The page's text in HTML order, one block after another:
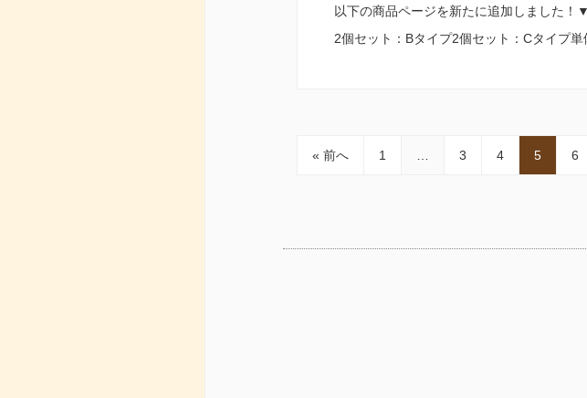
以下の商品ページを新たに追加しました
2個セット：Bタイプ2個セット：Cタイ
« 前へ 1 3 4 5 6